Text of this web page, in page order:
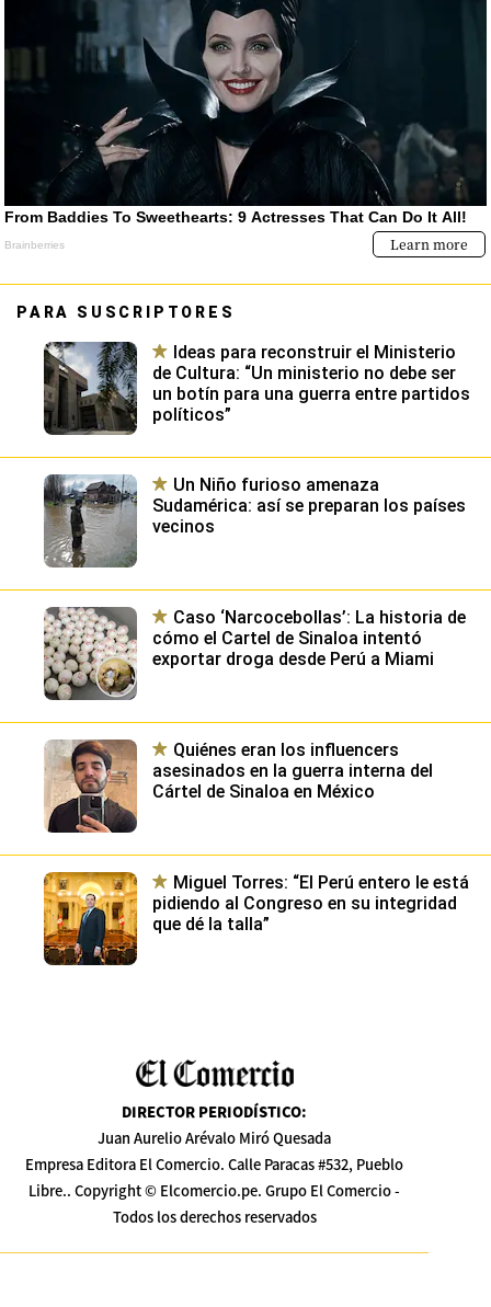
PARA SUSCRIPTORES
Ideas para reconstruir el Ministerio
de Cultura: “Un ministerio no debe ser
un botín para una guerra entre partidos
políticos”
Un Niño furioso amenaza
Sudamérica: así se preparan los países
vecinos
Caso ‘Narcocebollas’: La historia de
cómo el Cartel de Sinaloa intentó
exportar droga desde Perú a Miami
Quiénes eran los influencers
asesinados en la guerra interna del
Cártel de Sinaloa en México
Miguel Torres: “El Perú entero le está
pidiendo al Congreso en su integridad
que dé la talla”
DIRECTOR PERIODÍSTICO:
Juan Aurelio Arévalo Miró Quesada
Empresa Editora El Comercio. Calle Paracas #532, Pueblo
Libre.. Copyright © Elcomercio.pe. Grupo El Comercio -
Todos los derechos reservados